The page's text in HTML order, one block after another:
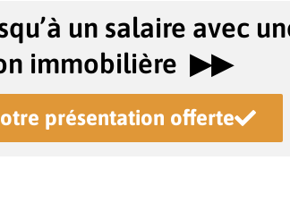
un salaire avec
immobilière ▶︎▶︎
présentation offerte